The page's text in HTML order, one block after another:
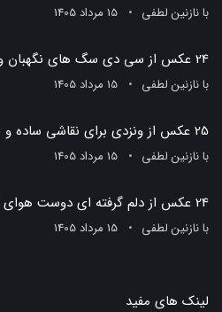
بانازنین لطفی 15 مرداد 1405
24 عکس از سی دی سگ های نگهبان و بهترین لحظات شیرین آن‌ها
بانازنین لطفی 15 مرداد 1405
25 عکس از ونزدی برای نقاشی ساده و شگفت‌انگیز
بانازنین لطفی 15 مرداد 1405
24 عکس از دلم گرفته ای دوست هوای گریه
بانازنین لطفی 15 مرداد 1405
لینک های مفید